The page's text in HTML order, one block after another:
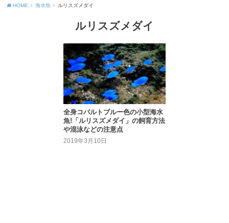
HOME 海水魚 ルリスズメダイ
ルリスズメダイ
全身コバルトブルー色の小型海水
魚!「ルリスズメダイ」の飼育方法
や混泳などの注意点
2019年3月10日